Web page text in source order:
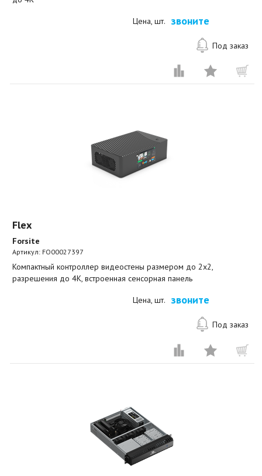
Цена, шт. звоните
Под заказ
Flex
Forsite
Артикул: FO00027397
Компактный контроллер видеостены размером до 2х2,
разрешения до 4K, встроенная сенсорная панель
Цена, шт. звоните
Под заказ